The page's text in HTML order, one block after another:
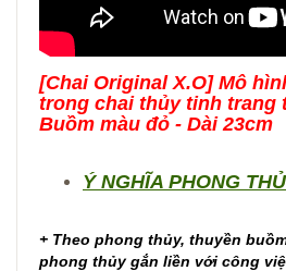
[Chai Original X.O] Mô
trong chai thủy tinh trang
Buồm màu đỏ - Dài 23cm
Ý NGHĨA PHONG
+ Theo phong thủy, thuyền
phong thủy gắn liền với công